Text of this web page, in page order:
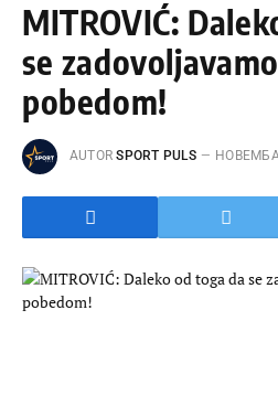
MITROVIĆ:
se
pobedom!
AUTOR SPORT PULS